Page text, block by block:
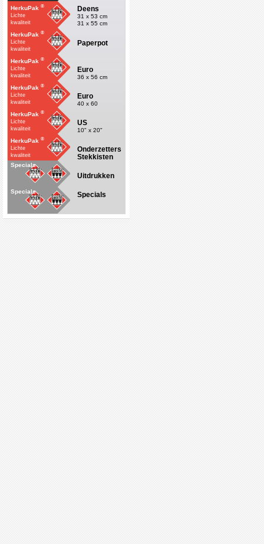
HerkuPak ®
Lichte
kwaliteit
Deens
31 x 53 cm
31 x 55 cm
HerkuPak ®
Lichte
kwaliteit
Paperpot
HerkuPak ®
Lichte
kwaliteit
Euro
36 x 56 cm
HerkuPak ®
Lichte
kwaliteit
Euro
40 x 60
HerkuPak ®
Lichte
kwaliteit
US
10" x 20"
HerkuPak ®
Lichte
kwaliteit
Onderzetters
Stekkisten
Specials
Uitdrukken
Specials Specials